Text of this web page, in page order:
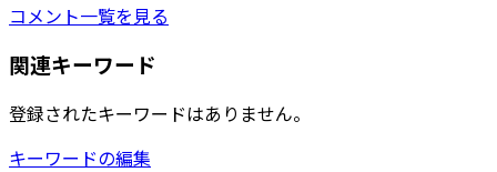
コメント一覧を見る
関連キーワード
登録されたキーワードはありません。
キーワードの編集